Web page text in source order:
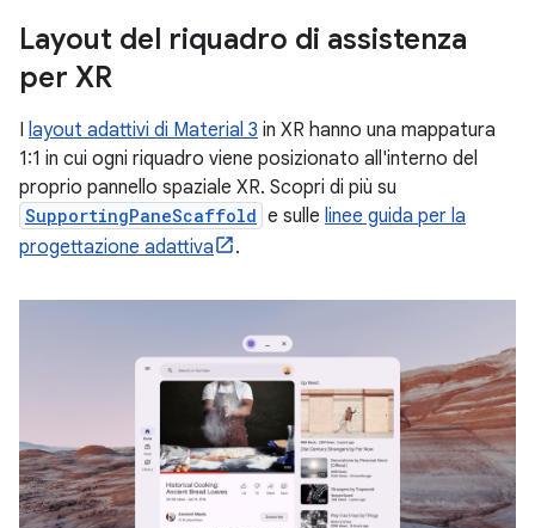
Layout del riquadro di assistenza
per XR
I layout adattivi di Material 3 in XR hanno una mappatura
1:1 in cui ogni riquadro viene posizionato all'interno del
proprio pannello spaziale XR. Scopri di più su
SupportingPaneScaffold e sulle linee guida per la
progettazione adattiva
.